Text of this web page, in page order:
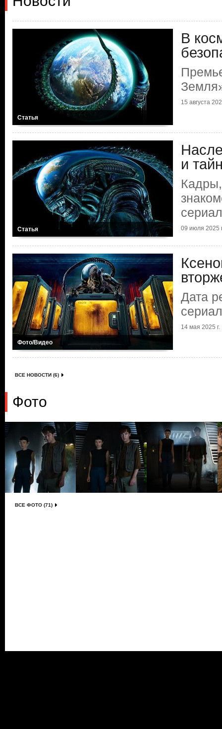
Статья
В
15 августа
Статья
и
09 июля 2025
Фото/Видео
Дата
14 мая 2025 г.
ВСЕ НОВОСТИ (6)
Фото
ВСЕ ФОТО (71)